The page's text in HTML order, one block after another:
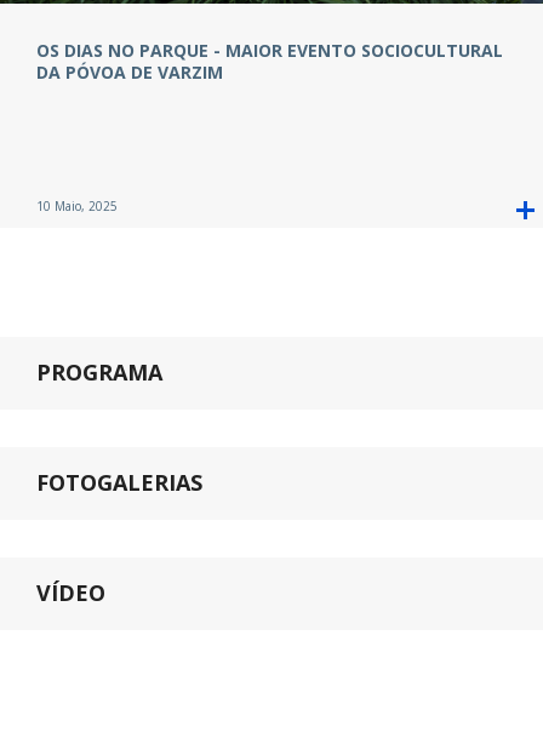
OS DIAS NO PARQUE - MAIOR EVENTO SOCIOCULTURAL
DA PÓVOA DE VARZIM
10 Maio, 2025
PROGRAMA
FOTOGALERIAS
VÍDEO